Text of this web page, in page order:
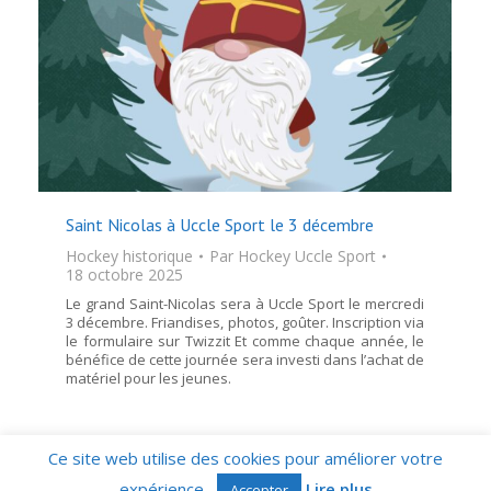
Saint Nicolas à Uccle Sport le 3 décembre
Hockey historique Par Hockey Uccle Sport
18 octobre 2025
Le grand Saint-Nicolas sera à Uccle Sport le mercredi
3 décembre. Friandises, photos, goûter. Inscription via
le formulaire sur Twizzit Et comme chaque année, le
bénéfice de cette journée sera investi dans l’achat de
matériel pour les jeunes.
Chaussée de Ruisbroek 18 - 1180 - Bruxelles - Belgique - N°
d'entreprise BE 0411.104.311 © Royal Uccle Sport THC – 2026.
Ce site web utilise des cookies pour améliorer votre